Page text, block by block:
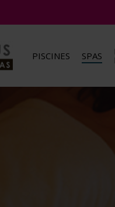
PISCINES SPAS